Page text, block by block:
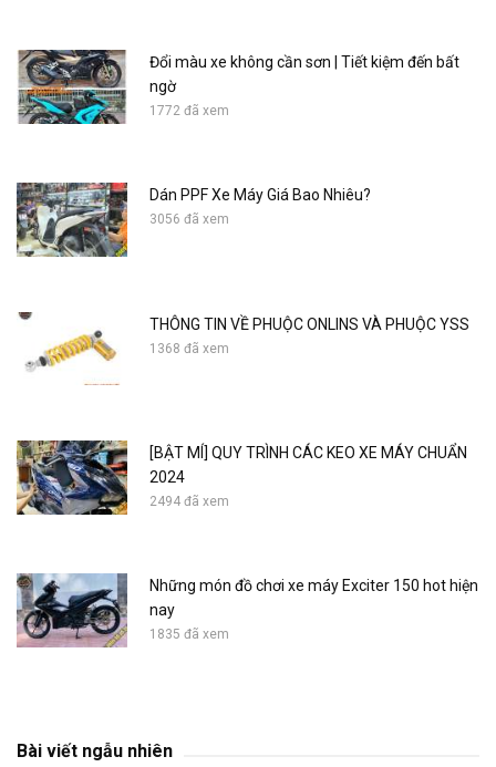
Đổi màu xe không cần sơn | Tiết kiệm đến bất
ngờ
1772 đã xem
Dán PPF Xe Máy Giá Bao Nhiêu?
3056 đã xem
THÔNG TIN VỀ PHUỘC ONLINS VÀ PHUỘC YSS
1368 đã xem
[BẬT MÍ] QUY TRÌNH CÁC KEO XE MÁY CHUẨN
2024
2494 đã xem
Những món đồ chơi xe máy Exciter 150 hot hiện
nay
1835 đã xem
Bài viết ngẫu nhiên
beak set